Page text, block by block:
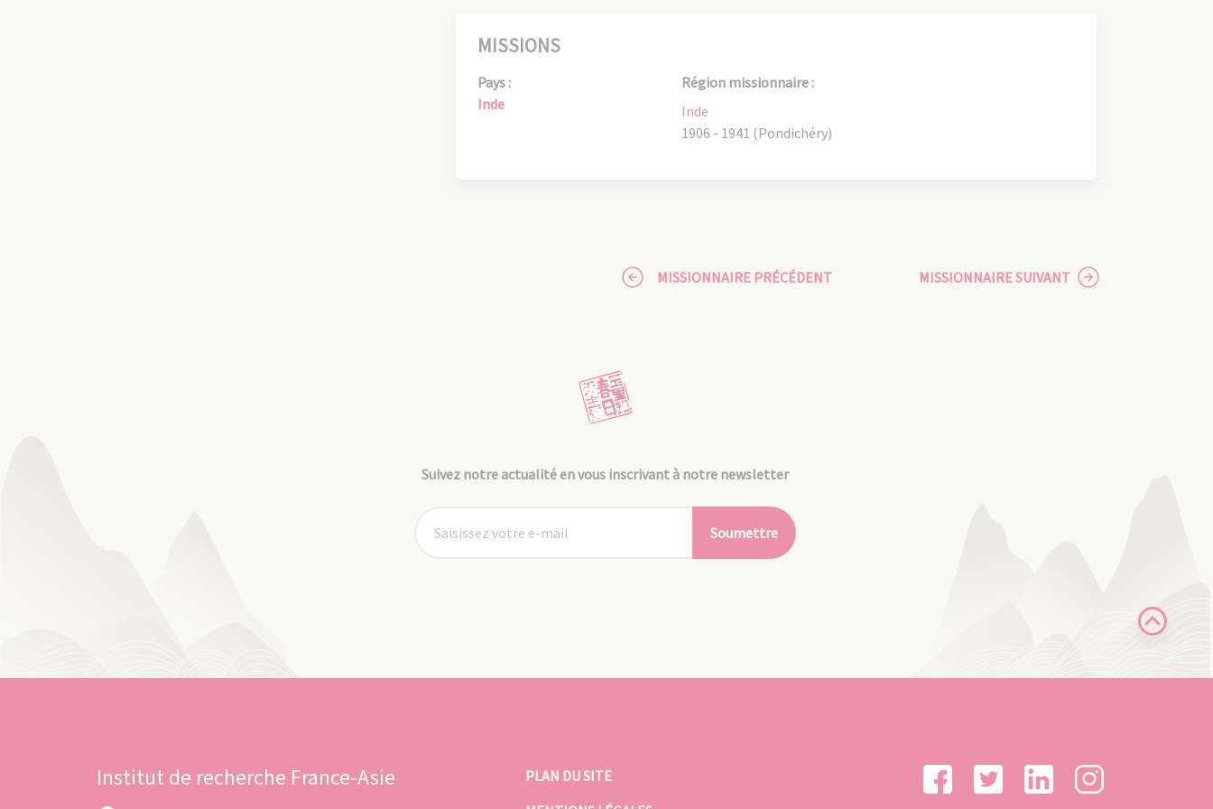
MISSIONS
Pays :
Inde
Région missionnaire :
Inde
1906 - 1941 (Pondichéry)
MISSIONNAIRE PRÉCÉDENT MISSIONNAIRE SUIVANT
Suivez notre actualité en vous inscrivant à notre newsletter
Soumettre
Institut de recherche France-Asie
PLAN DU SITE